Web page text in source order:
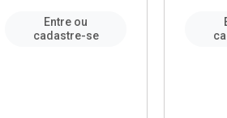
Entre ou
cadastre-se